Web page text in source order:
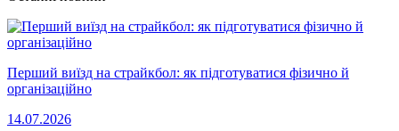
Перший виїзд на страйкбол: як підготуватися фізично й
організаційно
14.07.2026